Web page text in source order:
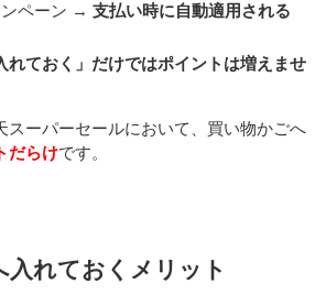
ペーン → 支払い時に自動適用される
れておく」だけではポイントは増えませ
スーパーセールにおいて、買い物かごへ
だらけです。
入れておくメリット